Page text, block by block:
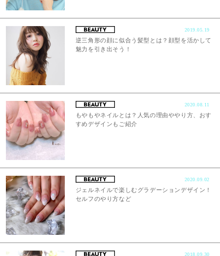
2019.05.19
逆三角形の顔に似合う髪型とは？顔型を活かして
魅力を引き出そう！
2020.08.11
もやもやネイルとは？人気の理由ややり方、おす
すめデザインもご紹介
2020.09.02
ジェルネイルで楽しむグラデーションデザイン！
セルフのやり方など
2018.09.30